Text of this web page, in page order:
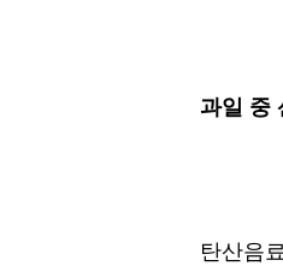
과일 중
탄산음